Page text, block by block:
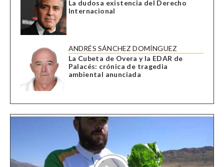
La dudosa existencia del Derecho
Internacional
ANDRÉS SÁNCHEZ DOMÍNGUEZ
La Cubeta de Overa y la EDAR de
Palacés: crónica de tragedia
ambiental anunciada